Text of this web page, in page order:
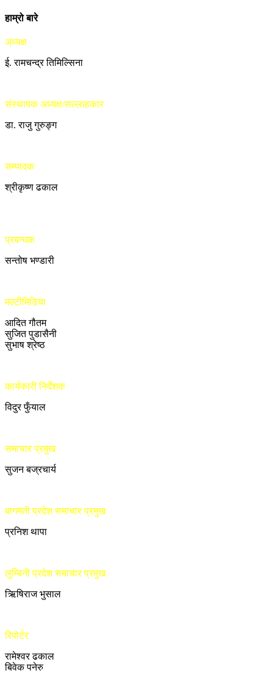
हाम्रो बारे
अध्यक्ष
ई. रामचन्द्र तिमिल्सिना
संस्थापक अध्यक्ष/सल्लाहकार
डा. राजु गुरुङ्ग
सम्पादक
श्रीकृष्ण ढकाल
प्रबन्धक
सन्तोष भण्डारी
मल्टीमिडिया
आदित गौतम
सुजित पुडासैनी
सुभाष श्रेष्ठ
कार्यकारी निर्देशक
विदुर फुँयाल
समाचार प्रमुख
सुजन बज्रचार्य
बागमती प्रदेश समाचार प्रमुख
प्रनिश थापा
लुम्बिनी प्रदेश समाचार प्रमुख
ऋिषिराज भुसाल
रिपोर्टर
रामेश्वर ढकाल
बिवेक पनेरु